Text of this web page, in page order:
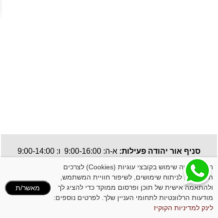
סניף אור יהודה פעילות: א-ה: 9:00-16:00 ו: 9:00-14:00
תקנון האתר| כל הזכויות שמורות, אין להעתיק או לשכפל ללא רשות מבעלי האתר.
האתר עושה שימוש בקובצי עוגיות (Cookies) לצרכים
תפעוליים, לניתוח שימושים, לשיפור חוויית המשתמש,
ולהתאמה אישית של תוכן ופרסום ממוקד כדי להציג לך
מודעות הרלוונטיות לתחומי העניין שלך. לפרטים נוספים:
לינק למדיניות הקוקיז
מאשר/ת